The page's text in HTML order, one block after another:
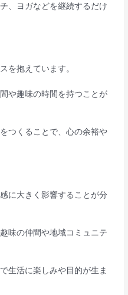
、ヨガなどを継続するだけ
を抱えています。
や趣味の時間を持つことが
つくることで、心の余裕や
に大きく影響することが分
味の仲間や地域コミュニテ
生活に楽しみや目的が生ま